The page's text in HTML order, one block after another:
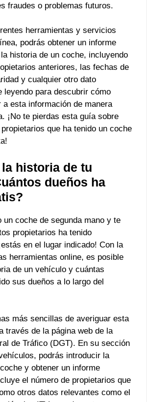
fraudes o problemas futuros.
herramientas y servicios
podrás obtener un informe
historia de un coche, incluyendo
anteriores, las fechas de
y cualquier otro dato
leyendo para descubrir cómo
a esta información de manera
¡No te pierdas esta guía sobre
que ha tenido un coche
historia de tu
dueños ha
un coche de segunda mano y te
propietarios ha tenido
en el lugar indicado! Con la
herramientas online, es posible
de un vehículo y cuántas
sus dueños a lo largo del
más sencillas de averiguar esta
través de la página web de la
de Tráfico (DGT). En su sección
podrás introducir la
y obtener un informe
el número de propietarios que
otros datos relevantes como el